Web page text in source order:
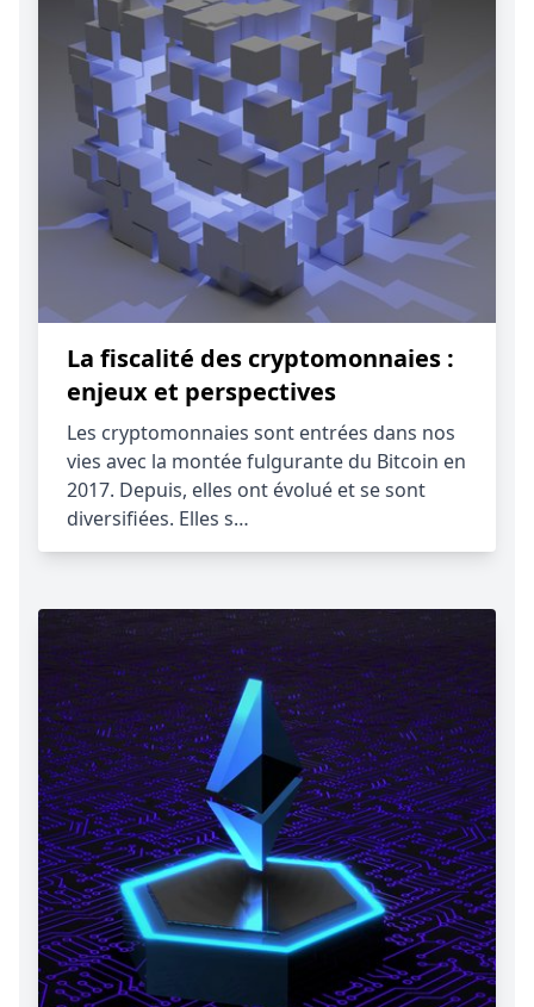
La fiscalité des cryptomonnaies :
enjeux et perspectives
Les cryptomonnaies sont entrées dans nos
vies avec la montée fulgurante du Bitcoin en
2017. Depuis, elles ont évolué et se sont
diversifiées. Elles s…